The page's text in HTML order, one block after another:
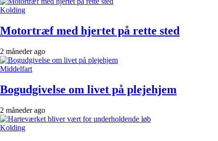
Kolding
Motortræf med hjertet på rette sted
2 måneder ago
Middelfart
Bogudgivelse om livet på plejehjem
2 måneder ago
Kolding